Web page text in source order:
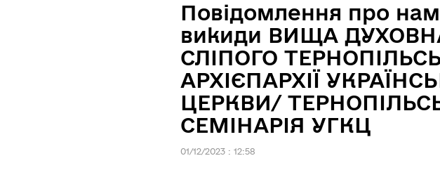
Повідомлення про
викиди ВИЩА
СЛІПОГО
АРХІЄПАРХІЇ
ЦЕРКВИ/
СЕМІНАРІЯ УГКЦ
01/12/2023 : 12:58